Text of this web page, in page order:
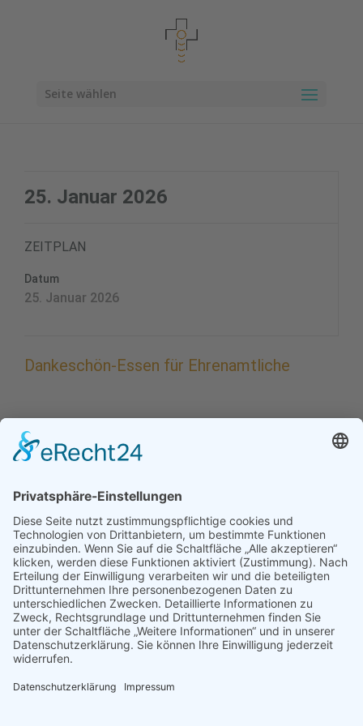
Seite wählen
25. Januar 2026
ZEITPLAN
Datum
25. Januar 2026
Dankeschön-Essen für Ehrenamtliche
im Pfarrsaal Zwölf Apostel.
Wer beim Ehrenamtsessen teilnehmen möchte, möge
sich bald bitte im jeweiligen Pfarrbüro anmelden.
Ort: